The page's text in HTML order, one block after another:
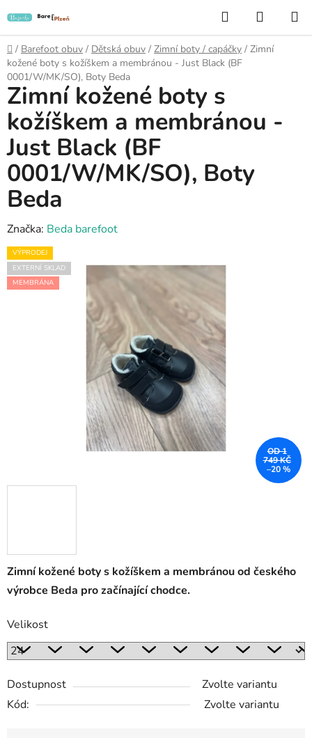
na
obsah
Hledat
KOŠÍK
Domů
/ Barefoot obuv / Dětská obuv / Zimní boty / capáčky / Zimní
kožené boty s kožíškem a membránou - Just Black (BF
0001/W/MK/SO), Boty Beda
Zimní kožené boty s kožíškem a membránou od českého
výrobce Beda pro začínající chodce.
Velikost
Dostupnost
Zvolte variantu
Kód:
Zvolte variantu
Zimní kožené boty s
kožíškem a membránou -
Just Black (BF
0001/W/MK/SO), Boty
Beda
Značka: Beda barefoot
VÝPRODEJ
EXTERNÍ SKLAD
MEMBRÁNA
OD 1
749 KČ
–20 %